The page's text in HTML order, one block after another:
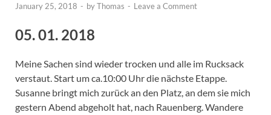
January 25, 2018 - byThomas - Leave a Comment
05. 01. 2018
Meine Sachen sind wieder trocken und alle im Rucksack
verstaut. Start um ca.10:00 Uhr die nächste Etappe.
Susanne bringt mich zurück an den Platz, an dem sie mich
gestern Abend abgeholt hat, nach Rauenberg. Wandere